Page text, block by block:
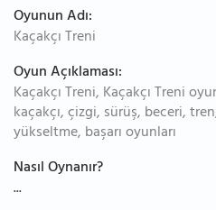
Oyunun Adı:
Kaçakçı Treni
Oyun Açıklaması:
Kaçakçı Treni, Kaçakçı Treni
kaçakçı, çizgi, sürüş, beceri,
yükseltme, başarı oyunları
Nasıl Oynanır?
...